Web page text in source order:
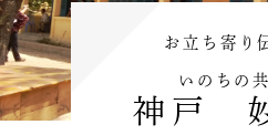
お立ち寄り
いのちの
神戸